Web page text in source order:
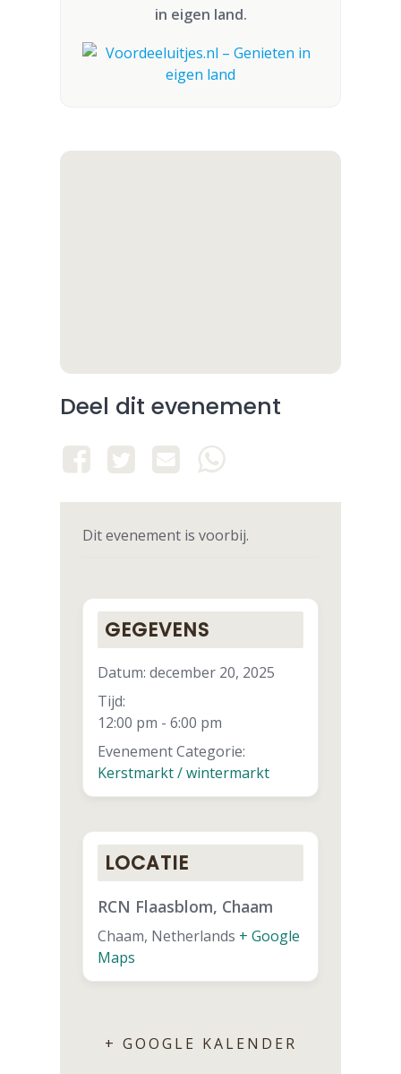
in eigen land.
Deel dit evenement
Dit evenement is voorbij.
GEGEVENS
Datum: december 20, 2025
Tijd:
12:00 pm - 6:00 pm
Evenement Categorie:
Kerstmarkt / wintermarkt
LOCATIE
RCN Flaasblom, Chaam
Chaam, Netherlands + Google
Maps
+ GOOGLE KALENDER